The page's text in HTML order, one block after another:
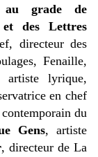
au grade de
des Lettres
directeur des
Fenaille,
artiste lyrique,
en chef
du
Gens, artiste
, directeur de La